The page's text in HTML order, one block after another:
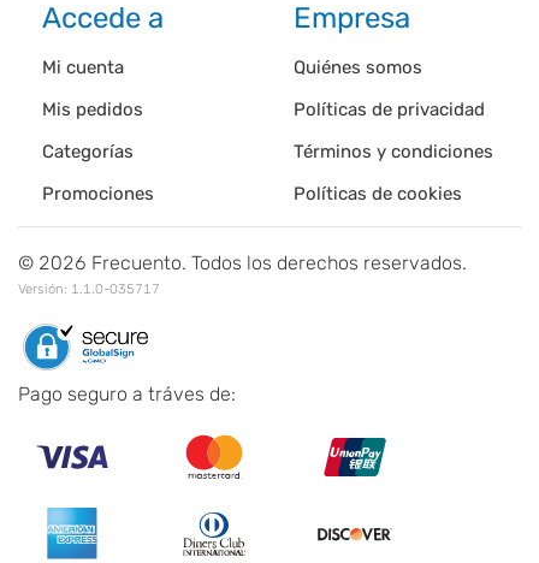
Accede a
Mi cuenta
Mis pedidos
Categorías
Promociones
Empresa
Quiénes somos
Políticas de privacidad
Términos y condiciones
Políticas de cookies
© 2026 Frecuento. Todos los derechos reservados.
Versión: 1.1.0-035717
Pago seguro a tráves de: